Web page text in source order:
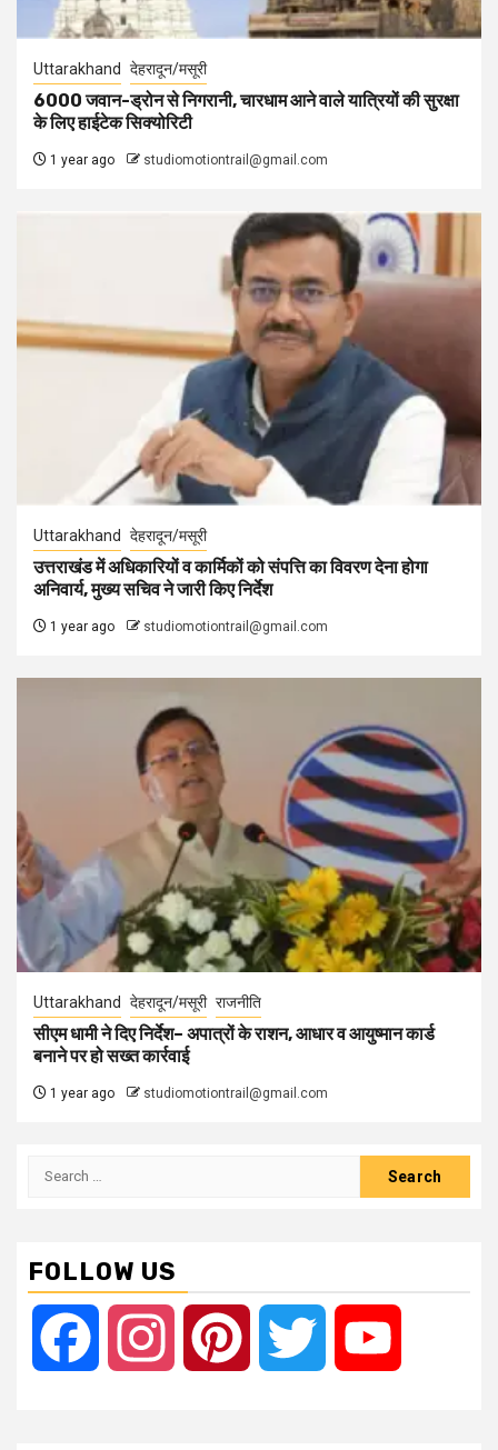
Uttarakhand देहरादून/मसूरी
6000 जवान-ड्रोन से निगरानी, चारधाम आने वाले यात्रियों की सुरक्षा
के लिए हाईटेक सिक्योरिटी
1 year ago studiomotiontrail@gmail.com
Uttarakhand देहरादून/मसूरी
उत्तराखंड में अधिकारियों व कार्मिकों को संपत्ति का विवरण देना होगा
अनिवार्य, मुख्य सचिव ने जारी किए निर्देश
1 year ago studiomotiontrail@gmail.com
Uttarakhand देहरादून/मसूरी राजनीति
सीएम धामी ने दिए निर्देश– अपात्रों के राशन, आधार व आयुष्मान कार्ड
बनाने पर हो सख्त कार्रवाई
1 year ago studiomotiontrail@gmail.com
Search
FOLLOW US
Facebook Instagram Pinterest Twitter